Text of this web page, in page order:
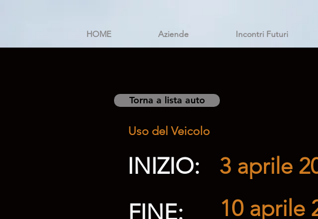
HOME Aziende Incontri Futuri
Torna a lista auto
INIZIO: 3 aprile
Uso del Veicolo
FINE: 10 aprile